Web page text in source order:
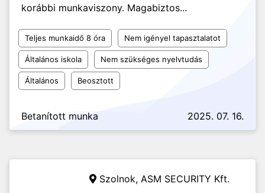
korábbi munkaviszony. Magabiztos...
Teljes munkaidő 8 óra Nem igényel tapasztalatot
Általános iskola Nem szükséges nyelvtudás
Általános Beosztott
Betanított munka 2025. 07. 16.
Szolnok, ASM SECURITY Kft.